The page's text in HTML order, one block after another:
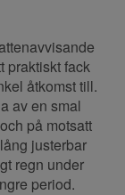
praktiskt fack
åtkomst till.
av en smal
på motsatt
justerbar
regn under
period.